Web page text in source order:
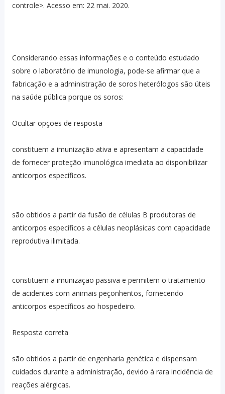
controle>. Acesso em: 22 mai. 2020.
Considerando essas informações e o conteúdo estudado
sobre o laboratório de imunologia, pode-se afirmar que a
fabricação e a administração de soros heterólogos são úteis
na saúde pública porque os soros:
Ocultar opções de resposta
constituem a imunização ativa e apresentam a capacidade
de fornecer proteção imunológica imediata ao disponibilizar
anticorpos específicos.
são obtidos a partir da fusão de células B produtoras de
anticorpos específicos a células neoplásicas com capacidade
reprodutiva ilimitada.
constituem a imunização passiva e permitem o tratamento
de acidentes com animais peçonhentos, fornecendo
anticorpos específicos ao hospedeiro.
Resposta correta
são obtidos a partir de engenharia genética e dispensam
cuidados durante a administração, devido à rara incidência de
reações alérgicas.